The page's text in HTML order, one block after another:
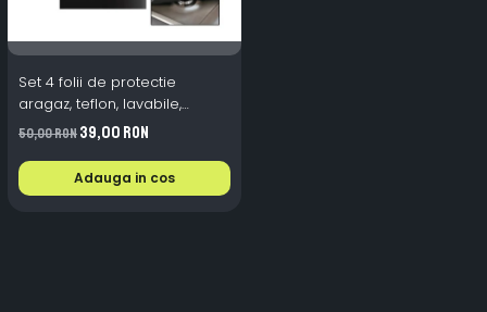
Set 4 folii de protectie
aragaz, teflon, lavabile,
reutilizabile, Negru/Gri
50,00 RON39,00 RON
Adauga in cos